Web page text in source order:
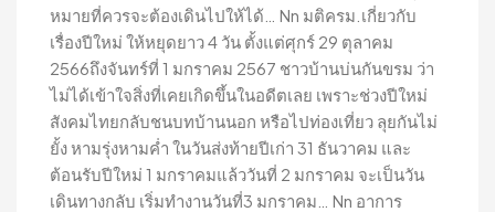
หมายที่ควรจะต้องเดินไปให้ได้… Nn มติครม.เกี่ยวกับ
เรื่องปีใหม่ ให้หยุดยาว 4 วัน ตั้งแต่ศุกร์ 29 ตุลาคม
2566ถึงจันทร์ที่ 1 มกราคม 2567 ชาวบ้านบ่นกันขรม ว่า
ไม่ได้เข้าใจสิ่งที่เคยเกิดขึ้นในอดีตเลย เพราะช่วงปีใหม่
สังคมไทยกลับชนบทบ้านนอก หรือไปท่องเที่ยว ลุยกันไม่
ยั้ง หามรุ่งหามค่ำ ในวันส่งท้ายปีเก่า 31 ธันวาคม และ
ต้อนรับปีใหม่ 1 มกราคมแล้ววันที่ 2 มกราคม จะเป็นวัน
เดินทางกลับ เริ่มทำงานวันที่3 มกราคม… Nn อาการ